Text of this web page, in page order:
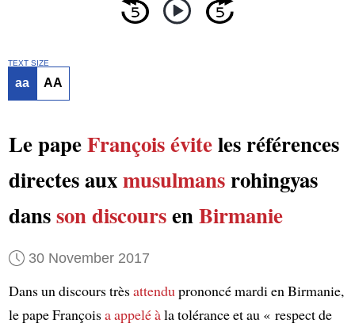
TEXT SIZE
aa AA
Le papeFrançoiséviteles références
directes auxmusulmansrohingyas
dansson discoursenBirmanie
30 November 2017
Dans un discours trèsattenduprononcé mardi en Birmanie,
le pape Françoisa appelé àla tolérance et au « respect de